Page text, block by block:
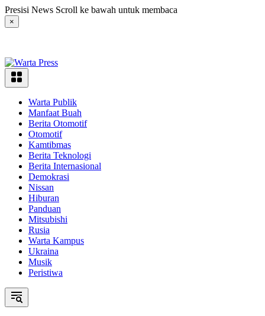
Langsung
ke
konten
Presisi News Scroll ke bawah untuk membaca
×
Warta Publik
Manfaat Buah
Berita Otomotif
Otomotif
Kamtibmas
Berita Teknologi
Berita Internasional
Demokrasi
Nissan
Hiburan
Panduan
Mitsubishi
Rusia
Warta Kampus
Ukraina
Musik
Peristiwa